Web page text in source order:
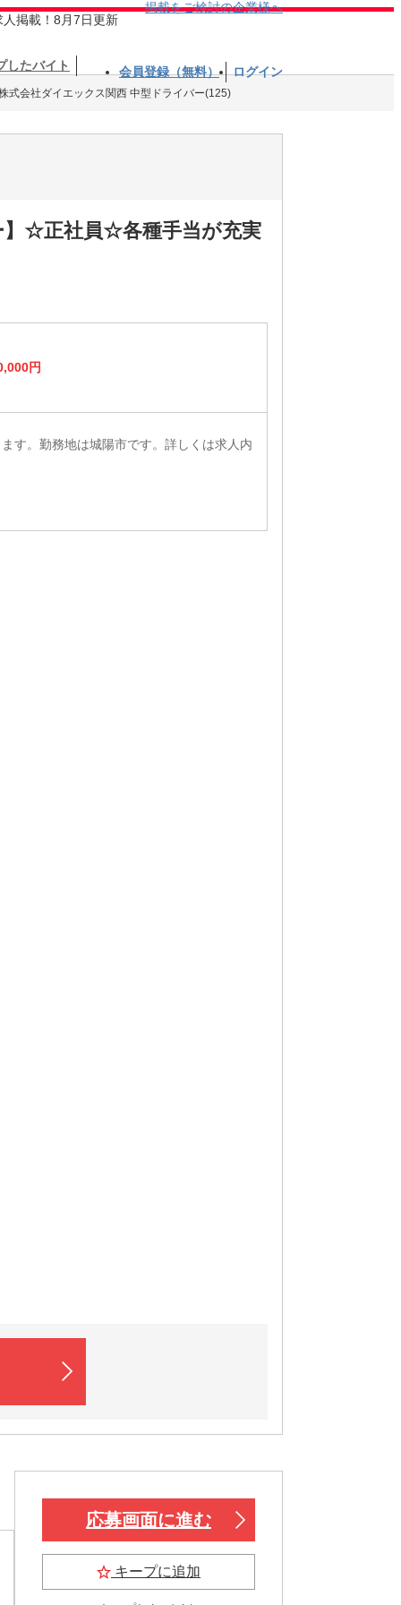
人掲載！8月7日更新
掲載をご検討の企業様へ
したバイト 会員登録（無料） ログイン
式会社ダイエックス関西 中型ドライバー(125)
】☆正社員☆各種手当が充実
円
す。勤務地は城陽市です。詳しくは求人内
応募画面に進む
キープに追加